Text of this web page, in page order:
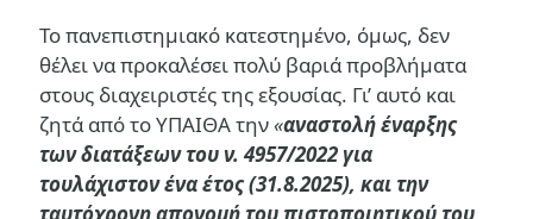
Το πανεπιστημιακό κατεστημένο, όμως, δεν
θέλει να προκαλέσει πολύ βαριά προβλήματα
στους διαχειριστές της εξουσίας. Γι’ αυτό και
ζητά από το ΥΠΑΙΘΑ την«αναστολή έναρξης
των διατάξεων του ν. 4957/2022 για
τουλάχιστον ένα έτος (31.8.2025), και την
ταυτόχρονη απονομή του πιστοποιητικού του